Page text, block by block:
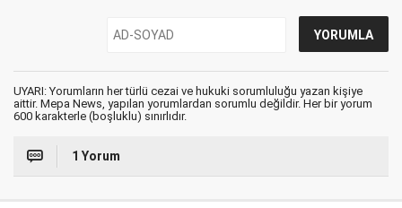
UYARI: Yorumların her türlü cezai ve hukuki sorumluluğu yazan kişiye
aittir. Mepa News, yapılan yorumlardan sorumlu değildir. Her bir yorum
600 karakterle (boşluklu) sınırlıdır.
1 Yorum